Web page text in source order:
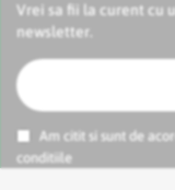
Vrei sa fii la curent cu
newsletter.
Am citit si sunt de
conditiile